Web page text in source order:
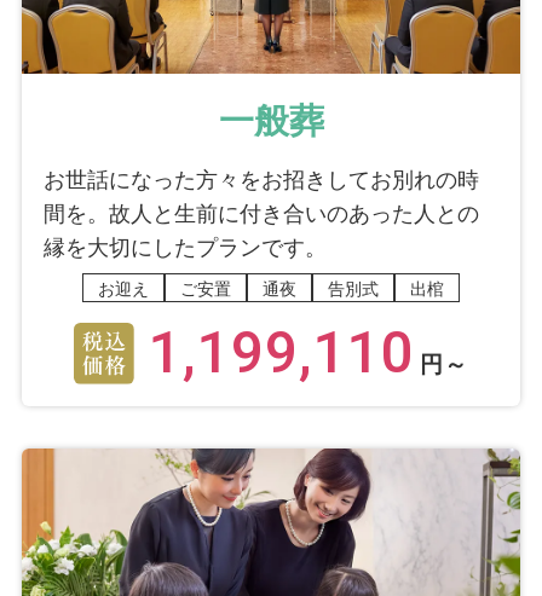
一般葬
お世話になった方々をお招きしてお別れの時
間を。故人と生前に付き合いのあった人との
縁を大切にしたプランです。
お迎え ご安置 通夜 告別式 出棺
1,199,110 円～